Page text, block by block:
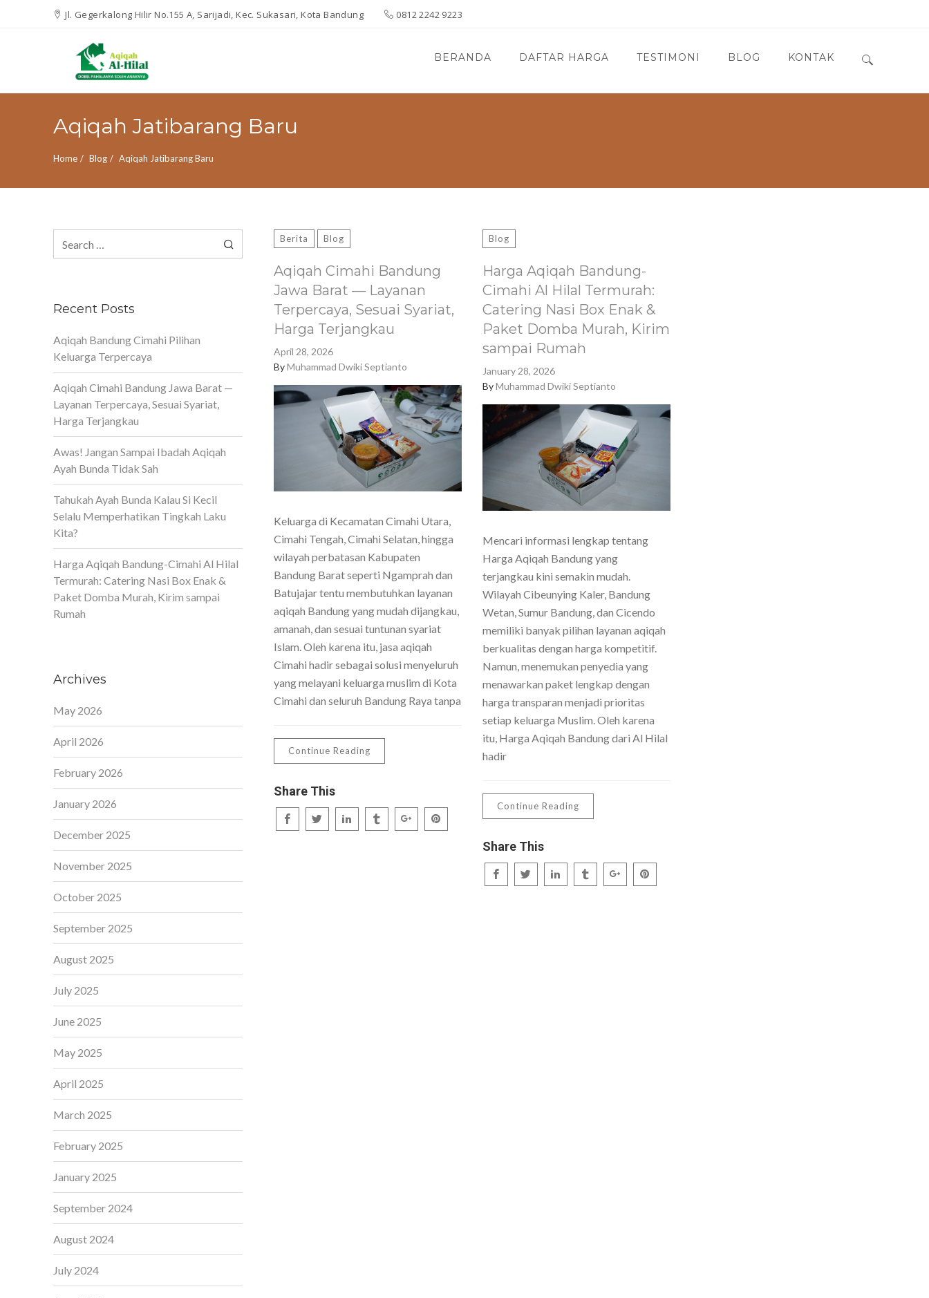
Jl. Gegerkalong Hilir No.155 A, Sarijadi, Kec. Sukasari, Kota Bandung 0812 2242 9223
BERANDA DAFTAR HARGA TESTIMONI BLOG KONTAK
Aqiqah Jatibarang Baru
Home Blog Aqiqah Jatibarang Baru
Berita Blog
Aqiqah Cimahi Bandung
Jawa Barat — Layanan
Terpercaya, Sesuai Syariat,
Harga Terjangkau
April 28, 2026
ByMuhammad Dwiki Septianto
Keluarga di Kecamatan Cimahi Utara,
Cimahi Tengah, Cimahi Selatan, hingga
wilayah perbatasan Kabupaten
Bandung Barat seperti Ngamprah dan
Batujajar tentu membutuhkan layanan
aqiqah Bandung yang mudah dijangkau,
amanah, dan sesuai tuntunan syariat
Islam. Oleh karena itu, jasa aqiqah
Cimahi hadir sebagai solusi menyeluruh
yang melayani keluarga muslim di Kota
Cimahi dan seluruh Bandung Raya tanpa
Continue Reading
Share This
Blog
Harga Aqiqah Bandung-
Cimahi Al Hilal Termurah:
Catering Nasi Box Enak &
Paket Domba Murah, Kirim
sampai Rumah
January 28, 2026
ByMuhammad Dwiki Septianto
Mencari informasi lengkap tentang
Harga Aqiqah Bandung yang
terjangkau kini semakin mudah.
Wilayah Cibeunying Kaler, Bandung
Wetan, Sumur Bandung, dan Cicendo
memiliki banyak pilihan layanan aqiqah
berkualitas dengan harga kompetitif.
Namun, menemukan penyedia yang
menawarkan paket lengkap dengan
harga transparan menjadi prioritas
setiap keluarga Muslim. Oleh karena
itu, Harga Aqiqah Bandung dari Al Hilal
hadir
Continue Reading
Share This
for:
Recent Posts
Aqiqah Bandung Cimahi Pilihan
Keluarga Terpercaya
Aqiqah Cimahi Bandung Jawa Barat —
Layanan Terpercaya, Sesuai Syariat,
Harga Terjangkau
Awas! Jangan Sampai Ibadah Aqiqah
Ayah Bunda Tidak Sah
Tahukah Ayah Bunda Kalau Si Kecil
Selalu Memperhatikan Tingkah Laku
Kita?
Harga Aqiqah Bandung-Cimahi Al Hilal
Termurah: Catering Nasi Box Enak &
Paket Domba Murah, Kirim sampai
Rumah
Archives
May 2026
April 2026
February 2026
January 2026
December 2025
November 2025
October 2025
September 2025
August 2025
July 2025
June 2025
May 2025
April 2025
March 2025
February 2025
January 2025
September 2024
August 2024
July 2024